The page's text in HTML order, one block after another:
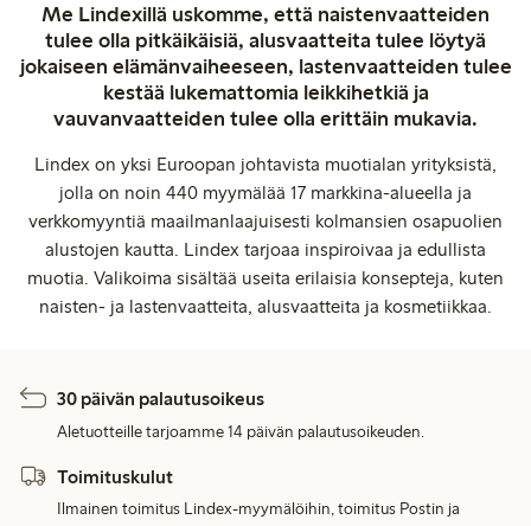
Me Lindexillä uskomme, että naistenvaatteiden
tulee olla pitkäikäisiä, alusvaatteita tulee löytyä
jokaiseen elämänvaiheeseen, lastenvaatteiden tulee
kestää lukemattomia leikkihetkiä ja
vauvanvaatteiden tulee olla erittäin mukavia.
Lindex on yksi Euroopan johtavista muotialan yrityksistä,
jolla on noin 440 myymälää 17 markkina-alueella ja
verkkomyyntiä maailmanlaajuisesti kolmansien osapuolien
alustojen kautta. Lindex tarjoaa inspiroivaa ja edullista
muotia. Valikoima sisältää useita erilaisia konsepteja, kuten
naisten- ja lastenvaatteita, alusvaatteita ja kosmetiikkaa.
30 päivän palautusoikeus
Aletuotteille tarjoamme 14 päivän palautusoikeuden.
Toimituskulut
Ilmainen toimitus Lindex-myymälöihin, toimitus Postin ja